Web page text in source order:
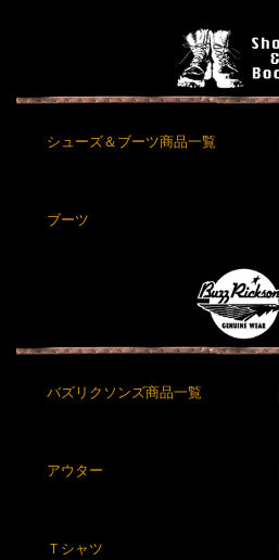
シューズ＆ブーツ商品一覧
ブーツ
バズリクソンズ商品一覧
アウター
Ｔシャツ